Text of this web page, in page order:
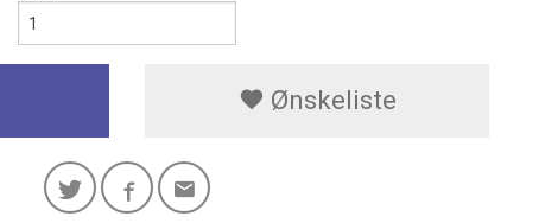
Ønskeliste